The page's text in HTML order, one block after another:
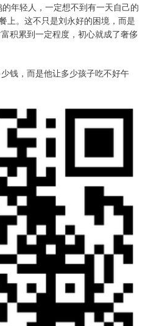
轻人，一定想不到有一天自己的
上。这不只是刘永好的困境，而是
积累到一定程度，初心就成了奢侈
，而是他让多少孩子吃不好午